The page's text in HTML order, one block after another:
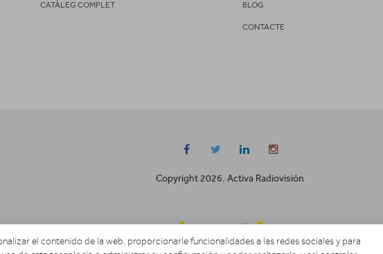
CATÀLEG COMPLET BLOG
CONTACTE
Copyright 2026. Activa Radiovisión
el contenido de la web, proporcionarle funcionalidades a las redes sociales y para